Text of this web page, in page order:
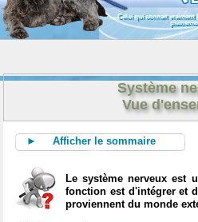
Celui qui connait vraiment
Système
Vue
► Afficher le sommaire
Le système nerveux est
fonction est d'intégrer et
proviennent du monde